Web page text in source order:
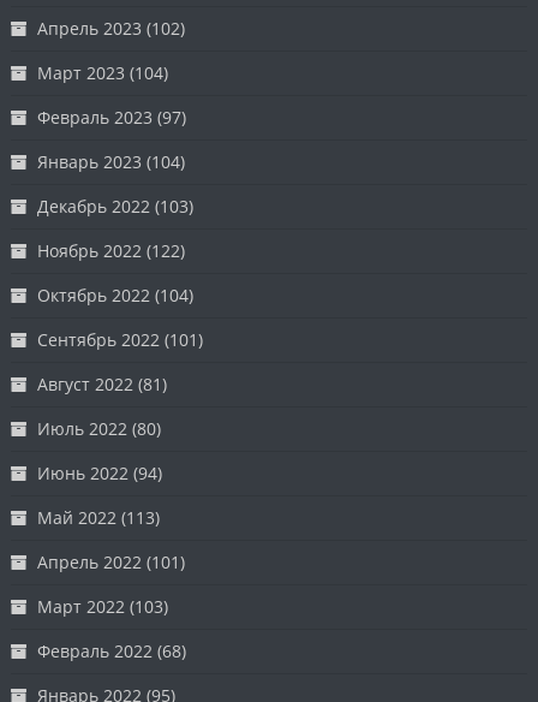
Апрель 2023 (102)
Март 2023 (104)
Февраль 2023 (97)
Январь 2023 (104)
Декабрь 2022 (103)
Ноябрь 2022 (122)
Октябрь 2022 (104)
Сентябрь 2022 (101)
Август 2022 (81)
Июль 2022 (80)
Июнь 2022 (94)
Май 2022 (113)
Апрель 2022 (101)
Март 2022 (103)
Февраль 2022 (68)
Январь 2022 (95)